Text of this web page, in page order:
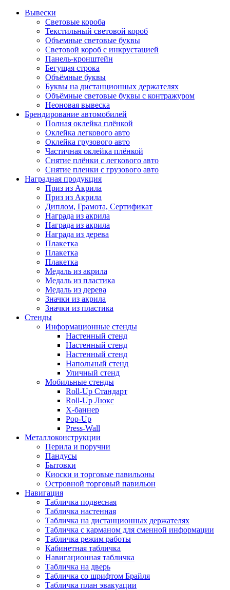
Вывески
Световые короба
Текстильный световой короб
Объемные световые буквы
Световой короб с инкрустацией
Панель-кронштейн
Бегущая строка
Объёмные буквы
Буквы на дистанционных держателях
Объёмные световые буквы с контражуром
Неоновая вывеска
Брендирование автомобилей
Полная оклейка плёнкой
Оклейка легкового авто
Оклейка грузового авто
Частичная оклейка плёнкой
Снятие плёнки с легкового авто
Снятие пленки с грузового авто
Наградная продукция
Приз из Акрила
Приз из Акрила
Диплом, Грамота, Сертификат
Награда из акрила
Награда из акрила
Награда из дерева
Плакетка
Плакетка
Плакетка
Медаль из акрила
Медаль из пластика
Медаль из дерева
Значки из акрила
Значки из пластика
Cтенды
Информационные стенды
Настенный стенд
Настенный стенд
Настенный стенд
Напольный стенд
Уличный стенд
Мобильные стенды
Roll-Up Стандарт
Roll-Up Люкс
X-баннер
Pop-Up
Press-Wall
Металлоконструкции
Перила и поручни
Пандусы
Бытовки
Киоски и торговые павильоны
Островной торговый павильон
Навигация
Табличка подвесная
Табличка настенная
Табличка на дистанционных держателях
Табличка с карманом для сменной информации
Табличка режим работы
Кабинетная табличка
Навигационная табличка
Табличка на дверь
Табличка со шрифтом Брайля
Табличка план эвакуации